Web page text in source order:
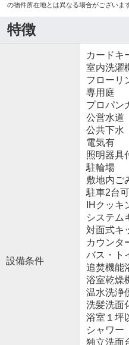
の物件所在地とは異なる場合がございます
特徴
設備条件
カードキ
室内洗濯
フローリ
専用庭
プロパン
公営水道
公共下水
電気有
照明器具
駐輪場
敷地内ご
駐車2台可
IHクッキ
システム
対面式キ
カウンタ
バス・ト
追焚機能
浴室乾燥
温水洗浄
洗髪洗面
浴室１坪
シャワー
独立洗面